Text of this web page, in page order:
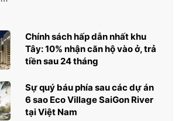
Chính sách hấp dẫn nhất khu
Tây: 10% nhận căn hộ vào ở, trả
tiền sau 24 tháng
Sự quý báu phía sau các dự án
6 sao Eco Village SaiGon River
tại Việt Nam